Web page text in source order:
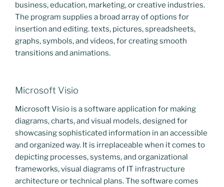
business, education, marketing, or creative industries.
The program supplies a broad array of options for
insertion and editing. texts, pictures, spreadsheets,
graphs, symbols, and videos, for creating smooth
transitions and animations.
Microsoft Visio
Microsoft Visio is a software application for making
diagrams, charts, and visual models, designed for
showcasing sophisticated information in an accessible
and organized way. It is irreplaceable when it comes to
depicting processes, systems, and organizational
frameworks, visual diagrams of IT infrastructure
architecture or technical plans. The software comes